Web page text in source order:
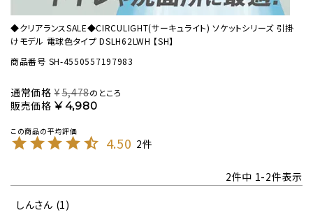
◆クリアランスSALE◆CIRCULIGHT(サーキュライト) ソケットシリーズ 引掛
けモデル 電球色タイプ DSLH62LWH 【SH】
商品番号 SH-4550557197983
通常価格 ¥5,478のところ
販売価格 ¥4,980
4.50 2
2件中 1-2件表示
しん
1